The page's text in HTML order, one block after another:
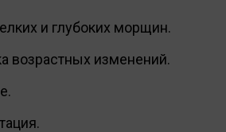
и глубоких морщин.
возрастных изменений.